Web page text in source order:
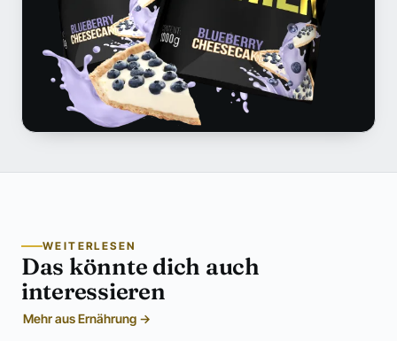
WEITERLESEN
Das könnte dich auch
interessieren
Mehr aus Ernährung →